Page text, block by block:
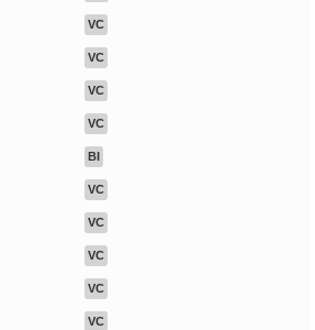
VC
VC
VC
VC
BI
VC
VC
VC
VC
VC